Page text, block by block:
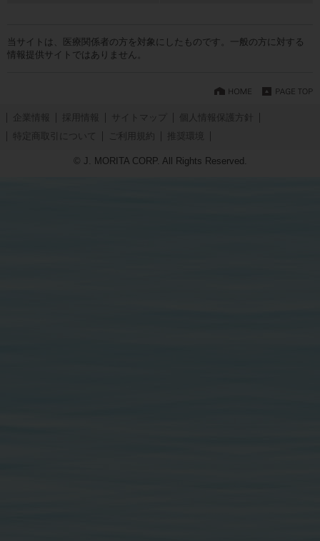
当サイトは、医療関係者の方を対象にしたものです。一般の方に対する
情報提供サイトではありません。
企業情報 採用情報 サイトマップ
個人情報保護方針
特定商取引について
ご利用規約 推奨環境
© J. MORITA CORP. All Rights Reserved.